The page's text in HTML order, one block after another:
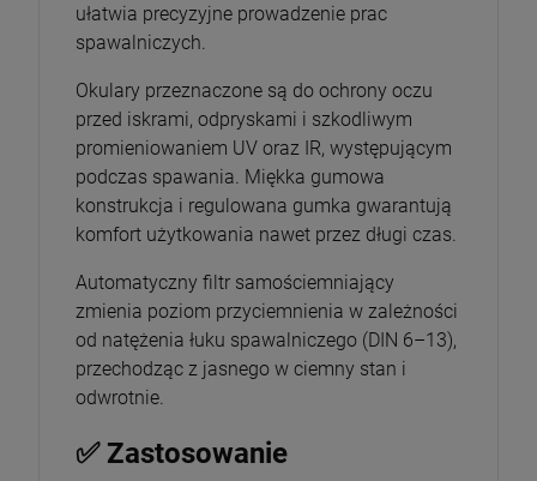
ułatwia precyzyjne prowadzenie prac
spawalniczych.
Okulary przeznaczone są do ochrony oczu
przed iskrami, odpryskami i szkodliwym
promieniowaniem UV oraz IR, występującym
podczas spawania. Miękka gumowa
konstrukcja i regulowana gumka gwarantują
komfort użytkowania nawet przez długi czas.
Automatyczny filtr samościemniający
zmienia poziom przyciemnienia w zależności
od natężenia łuku spawalniczego (DIN 6–13),
przechodząc z jasnego w ciemny stan i
odwrotnie.
✅ Zastosowanie